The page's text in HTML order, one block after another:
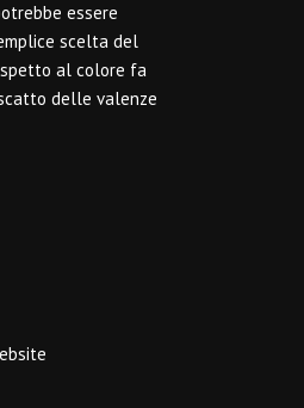
essere
scelta del
al colore fa
delle valenze